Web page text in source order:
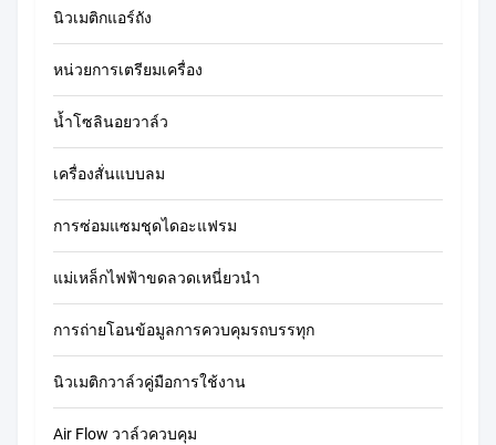
นิวเมติกแอร์ถัง
หน่วยการเตรียมเครื่อง
น้ำโซลินอยวาล์ว
เครื่องสั่นแบบลม
การซ่อมแซมชุดไดอะแฟรม
แม่เหล็กไฟฟ้าขดลวดเหนี่ยวนำ
การถ่ายโอนข้อมูลการควบคุมรถบรรทุก
นิวเมติกวาล์วคู่มือการใช้งาน
Air Flow วาล์วควบคุม